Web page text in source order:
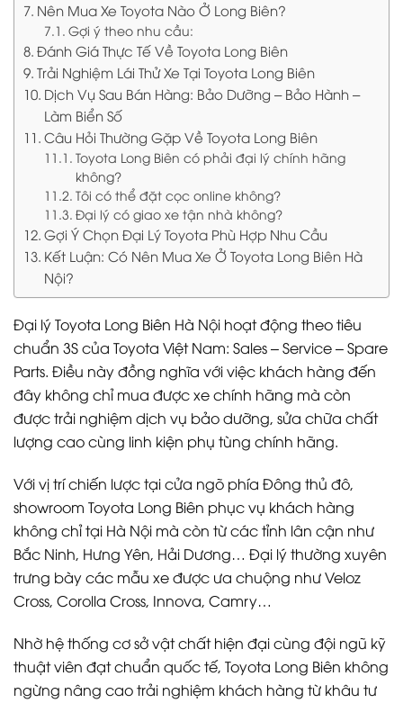
Nên Mua Xe Toyota Nào Ở Long Biên?
Gợi ý theo nhu cầu:
Đánh Giá Thực Tế Về Toyota Long Biên
Trải Nghiệm Lái Thử Xe Tại Toyota Long Biên
Dịch Vụ Sau Bán Hàng: Bảo Dưỡng – Bảo Hành –
Làm Biển Số
Câu Hỏi Thường Gặp Về Toyota Long Biên
Toyota Long Biên có phải đại lý chính hãng
không?
Tôi có thể đặt cọc online không?
Đại lý có giao xe tận nhà không?
Gợi Ý Chọn Đại Lý Toyota Phù Hợp Nhu Cầu
Kết Luận: Có Nên Mua Xe Ở Toyota Long Biên Hà
Nội?
Đại lý Toyota Long Biên Hà Nội hoạt động theo tiêu
chuẩn 3S của Toyota Việt Nam: Sales – Service – Spare
Parts. Điều này đồng nghĩa với việc khách hàng đến
đây không chỉ mua được xe chính hãng mà còn
được trải nghiệm dịch vụ bảo dưỡng, sửa chữa chất
lượng cao cùng linh kiện phụ tùng chính hãng.
Với vị trí chiến lược tại cửa ngõ phía Đông thủ đô,
showroom Toyota Long Biên phục vụ khách hàng
không chỉ tại Hà Nội mà còn từ các tỉnh lân cận như
Bắc Ninh, Hưng Yên, Hải Dương… Đại lý thường xuyên
trưng bày các mẫu xe được ưa chuộng như Veloz
Cross, Corolla Cross, Innova, Camry…
Nhờ hệ thống cơ sở vật chất hiện đại cùng đội ngũ kỹ
thuật viên đạt chuẩn quốc tế, Toyota Long Biên không
ngừng nâng cao trải nghiệm khách hàng từ khâu tư